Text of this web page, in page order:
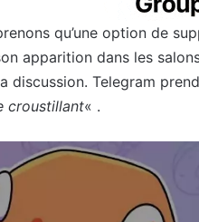
qu’une option de
apparition dans les
discussion. Telegram
croustillant« .